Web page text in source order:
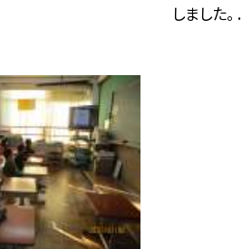
しました。